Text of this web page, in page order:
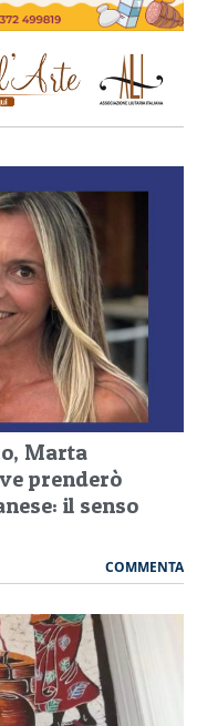
Marta
prenderò
il senso
COMMENTA